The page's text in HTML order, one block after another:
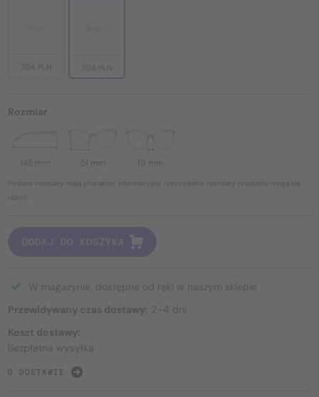
704 PLN 704 PLN
Rozmiar
145 mm 51 mm 19 mm
Podane rozmiary mają charakter informacyjny, rzeczywiste rozmiary produktu mogą się
różnić.
DODAJ DO KOSZYKA
W magazynie, dostępne od ręki w naszym sklepie
Przewidywany czas dostawy: 2–4 dni
Koszt dostawy:
Bezpłatna wysyłka
O DOSTAWIE